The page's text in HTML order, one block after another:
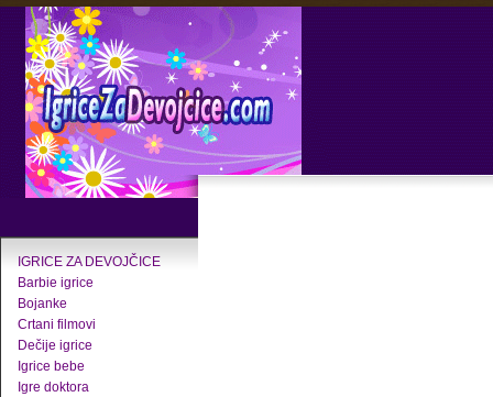
IGRICE ZA DEVOJČICE
Barbie igrice
Bojanke
Crtani filmovi
Dečije igrice
Igrice bebe
Igre doktora